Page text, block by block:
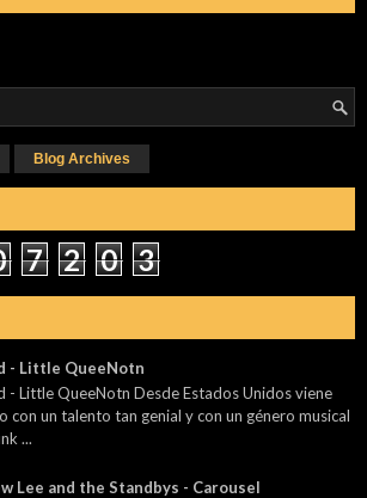
Blog Archives
7 2 0 3
- Little QueeNotn
- Little QueeNotn Desde Estados Unidos viene
con un talento tan genial y con un género musical
...
Lee and the Standbys - Carousel